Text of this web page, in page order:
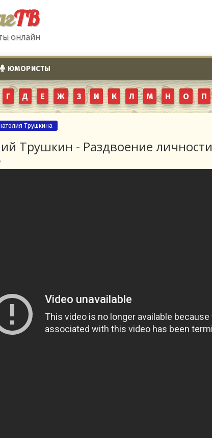
ТВ
онлайн
ЮМОРИСТЫ
Г Д Е Ж З И К Л М Н О П
Трушкина
Трушкин - Раздвоение личности